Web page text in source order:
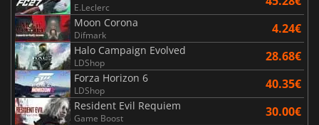
E.Leclerc
Moon Corona
Difmark 4.24€
Halo Campaign Evolved
LDShop 28.68€
Forza Horizon 6
LDShop 40.35€
Resident Evil Requiem
Game Boost 30.00€